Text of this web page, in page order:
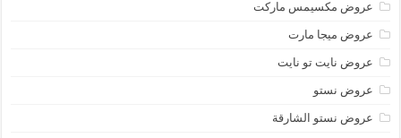
عروض مكسيمس ماركت
عروض ميجا مارت
عروض نايت تو نايت
عروض نستو
عروض نستو الشارقة